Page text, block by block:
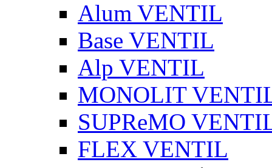
Alum VENTIL
Base VENTIL
Alp VENTIL
MONOLIT
SUPReMO
FLEX VENTIL